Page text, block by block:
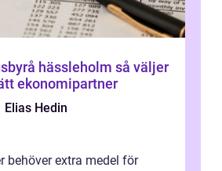
hässleholm så väljer
ekonomipartner
Elias Hedin
behöver extra medel för